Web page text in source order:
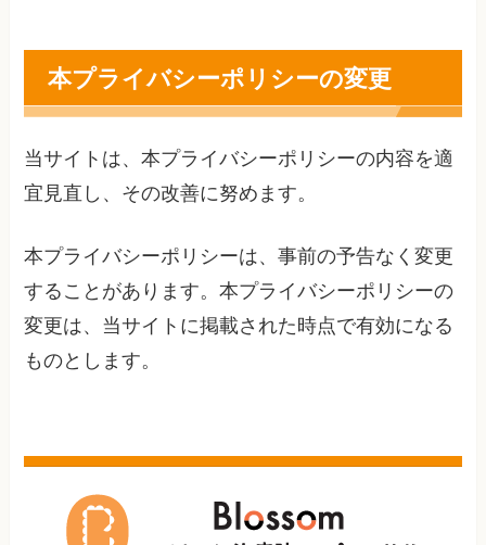
本プライバシーポリシーの変更
当サイトは、本プライバシーポリシーの内容を適
宜見直し、その改善に努めます。
本プライバシーポリシーは、事前の予告なく変更
することがあります。本プライバシーポリシーの
変更は、当サイトに掲載された時点で有効になる
ものとします。